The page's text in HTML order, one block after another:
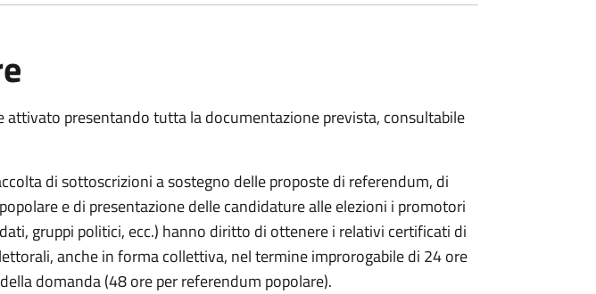
attivato presentando tutta la documentazione prevista, consultabile
di sottoscrizioni a sostegno delle proposte di referendum, di
e di presentazione delle candidature alle elezioni i promotori
gruppi politici, ecc.) hanno diritto di ottenere i relativi certificati di
anche in forma collettiva, nel termine improrogabile di 24 ore
domanda (48 ore per referendum popolare).